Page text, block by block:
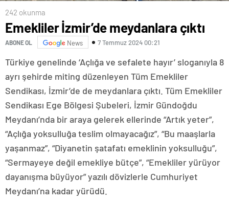
242 okunma
Emekliler İzmir’de meydanlara çıktı
ABONE OL News 7 Temmuz 2024 00:21
Türkiye genelinde ‘Açlığa ve sefalete hayır’ sloganıyla 8
ayrı şehirde miting düzenleyen Tüm Emekliler
Sendikası, İzmir’de de meydanlara çıktı. Tüm Emekliler
Sendikası Ege Bölgesi Şubeleri, İzmir Gündoğdu
Meydanı’nda bir araya gelerek ellerinde “Artık yeter”,
“Açlığa yoksulluğa teslim olmayacağız”, “Bu maaşlarla
yaşanmaz”, “Diyanetin şatafatı emeklinin yoksulluğu”,
“Sermayeye değil emekliye bütçe”, “Emekliler yürüyor
dayanışma büyüyor” yazılı dövizlerle Cumhuriyet
Meydanı’na kadar yürüdü.